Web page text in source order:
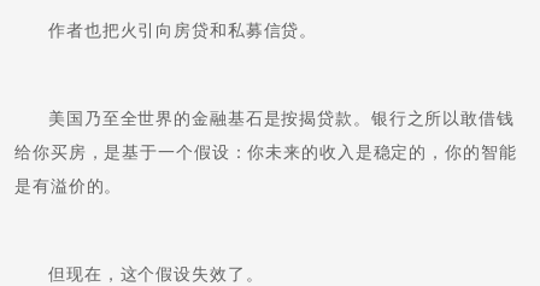
作者也把火引向房贷和私募信贷。
美国乃至全世界的金融基石是按揭贷款。银行之所以敢借钱
给你买房，是基于一个假设：你未来的收入是稳定的，你的智能
是有溢价的。
但现在，这个假设失效了。